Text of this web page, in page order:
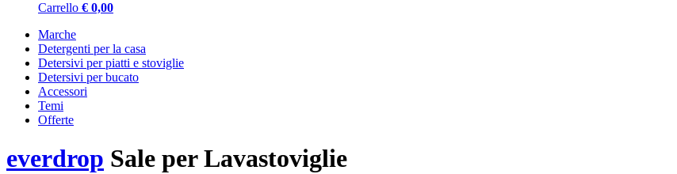
Carrello € 0,00
Marche
Detergenti per la casa
Detersivi per piatti e stoviglie
Detersivi per bucato
Accessori
Temi
Offerte
everdrop Sale per Lavastoviglie